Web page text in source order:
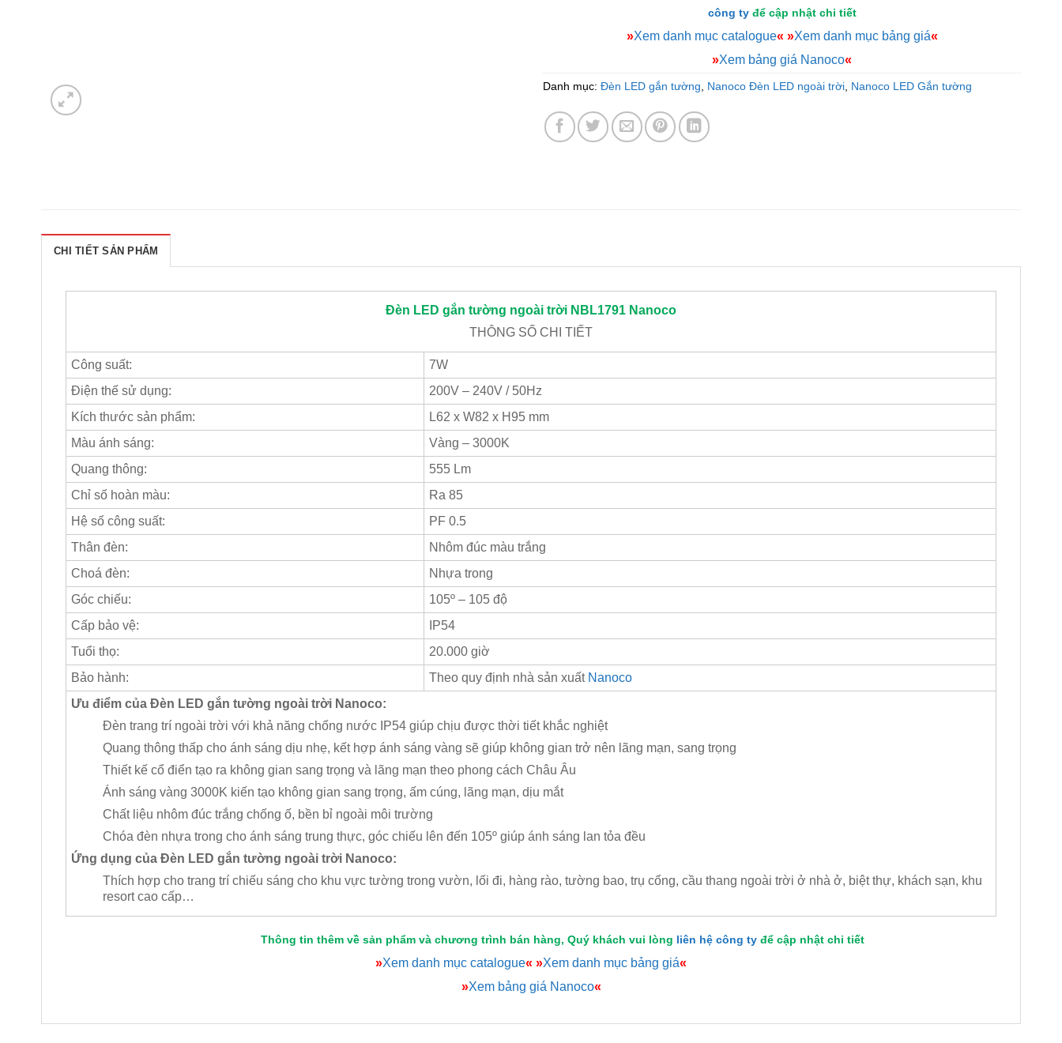
công tyđể cập nhật chi tiết
»Xem danh mục catalogue« »Xem danh mục bảng giá«
»Xem bảng giá Nanoco«
Danh mục: Đèn LED gắn tường, Nanoco Đèn LED ngoài trời, Nanoco LED Gắn tường
CHI TIẾT SẢN PHẨM
Đèn LED gắn tường ngoài trời NBL1791 Nanoco
THÔNG SỐ CHI TIẾT
Công suất:
7W
Điện thế sử dụng:
200V – 240V / 50Hz
Kích thước sản phẩm:
L62 x W82 x H95 mm
Màu ánh sáng:
Vàng – 3000K
Quang thông:
555 Lm
Chỉ số hoàn màu:
Ra 85
Hệ số công suất:
PF 0.5
Thân đèn:
Nhôm đúc màu trắng
Choá đèn:
Nhựa trong
Góc chiếu:
105º – 105 độ
Cấp bảo vệ:
IP54
Tuổi thọ:
20.000 giờ
Bảo hành:
Theo quy định nhà sản xuất Nanoco
Ưu điểm của Đèn LED gắn tường ngoài trời Nanoco:
Đèn trang trí ngoài trời với khả năng chống nước IP54 giúp chịu được thời tiết khắc nghiệt
Quang thông thấp cho ánh sáng dịu nhẹ, kết hợp ánh sáng vàng sẽ giúp không gian trở nên lãng mạn, sang trọng
Thiết kế cổ điển tạo ra không gian sang trọng và lãng mạn theo phong cách Châu Âu
Ánh sáng vàng 3000K kiến tạo không gian sang trọng, ấm cúng, lãng mạn, dịu mắt
Chất liệu nhôm đúc trắng chống ố, bền bỉ ngoài môi trường
Chóa đèn nhựa trong cho ánh sáng trung thực, góc chiếu lên đến 105º giúp ánh sáng lan tỏa đều
Ứng dụng của Đèn LED gắn tường ngoài trời Nanoco:
Thích hợp cho trang trí chiếu sáng cho khu vực tường trong vườn, lối đi, hàng rào, tường bao, trụ cổng, cầu thang ngoài trời ở nhà ở, biệt thự, khách sạn, khu
resort cao cấp…
Thông tin thêm về sản phẩm và chương trình bán hàng, Quý khách vui lòng liên hệ công ty để cập nhật chi tiết
»Xem danh mục catalogue« »Xem danh mục bảng giá«
»Xem bảng giá Nanoco«